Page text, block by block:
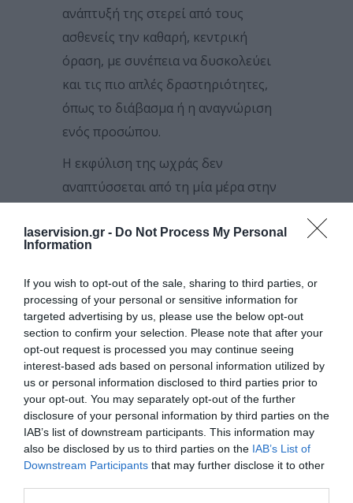
laservision.gr - Do Not Process My Personal
Information
If you wish to opt-out of the sale, sharing to third parties, or
processing of your personal or sensitive information for
targeted advertising by us, please use the below opt-out
section to confirm your selection. Please note that after your
opt-out request is processed you may continue seeing
interest-based ads based on personal information utilized by
us or personal information disclosed to third parties prior to
your opt-out. You may separately opt-out of the further
disclosure of your personal information by third parties on the
IAB’s list of downstream participants. This information may
also be disclosed by us to third parties on the IAB’s List of
Downstream Participants that may further disclose it to other
ανάπτυξή της στερεί από τους
ασθενείς την καθαρή, κεντρική
όραση, με συνέπεια να δυσκολεύει
και τις πιο απλές δραστηριότητες,
όπως το διάβασμα ή η αναγνώριση
ενός προσώπου.
Η εκφύλιση της ωχράς δεν
αναπτύσσεται από τη μία μέρα στην
των χρόνων. Μελέτες έχουν δείξει
ήλιου χωρίς προφυλάξεις μπορεί να
διπλασιάσει τον κίνδυνο
αναπτύξεώς της.
ΠΏΣ ΝΑ
ΠΡΟΣΤΑΤΕΎΣΕΤΕ ΤΑ
ΜΆΤΙΑ ΣΑΣ ΑΠΌ ΤΟΝ
ΉΛΙΟ ΤΟ ΚΑΛΟΚΑΊΡΙ
«Παρά τους κινδύνους που κρύβει ο